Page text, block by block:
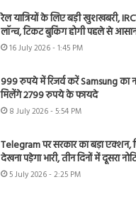
रेल यात्रियों के लिए बड़ी खुशखबरी,
लॉन्च, टिकट बुकिंग होगी पहले से
16 July 2026 - 1:45 PM
999 रुपये में रिजर्व करें Samsung
मिलेंगे 2799 रुपये के फायदे
8 July 2026 - 5:54 PM
Telegram पर सरकार का बड़ा एक्शन,
देखना पड़ेगा भारी, तीन दिनों में दूसरा
5 July 2026 - 2:25 PM